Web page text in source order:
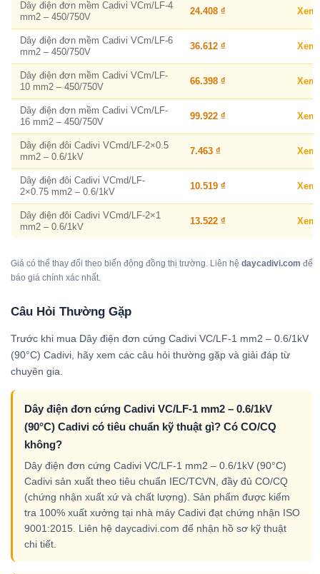
Dây điện đơn mềm Cadivi VCm/LF-4
mm2 – 450/750V
24.408 ₫
Dây điện đơn mềm Cadivi VCm/LF-6
mm2 – 450/750V
36.612 ₫
Dây điện đơn mềm Cadivi VCm/LF-
10 mm2 – 450/750V
66.398 ₫
Dây điện đơn mềm Cadivi VCm/LF-
16 mm2 – 450/750V
99.922 ₫
Dây điện đôi Cadivi VCmd/LF-2×0.5
mm2 – 0.6/1kV
7.463 ₫
Dây điện đôi Cadivi VCmd/LF-
2×0.75 mm2 – 0.6/1kV
10.519 ₫
Dây điện đôi Cadivi VCmd/LF-2×1
mm2 – 0.6/1kV
13.522 ₫
Giá có thể thay đổi theo biến động đồng thị trường. Liên hệ daycadivi.com để
báo giá chính xác nhất.
Câu Hỏi Thường Gặp
Trước khi mua Dây điện đơn cứng Cadivi VC/LF-1 mm2 – 0.6/1kV
(90°C) Cadivi, hãy xem các câu hỏi thường gặp và giải đáp từ
chuyên gia.
Dây điện đơn cứng Cadivi VC/LF-1 mm2 – 0.6/1kV
(90°C) Cadivi có tiêu chuẩn kỹ thuật gì? Có CO/CQ
không?
Dây điện đơn cứng Cadivi VC/LF-1 mm2 – 0.6/1kV (90°C)
Cadivi sản xuất theo tiêu chuẩn IEC/TCVN, đầy đủ CO/CQ
(chứng nhận xuất xứ và chất lượng). Sản phẩm được kiểm
tra 100% xuất xưởng tại nhà máy Cadivi đạt chứng nhận ISO
9001:2015. Liên hệ daycadivi.com để nhận hồ sơ kỹ thuật
chi tiết.